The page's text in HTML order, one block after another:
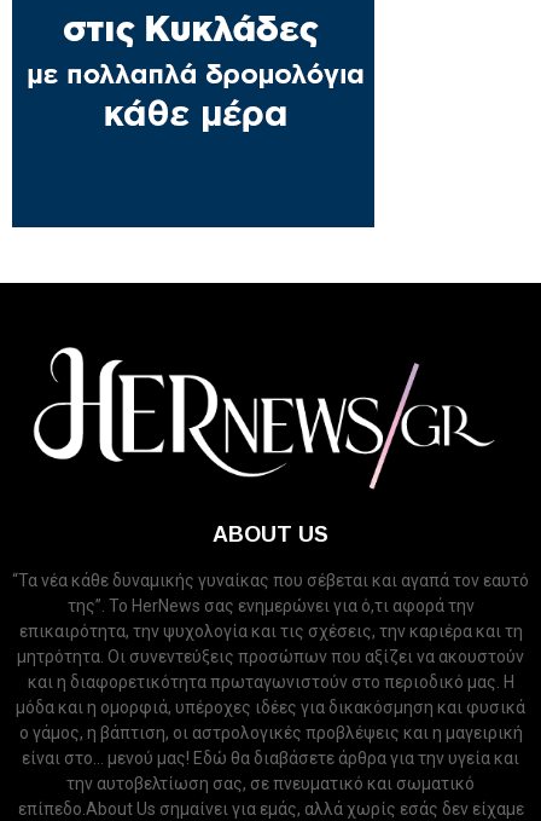
ABOUT US
“Τα νέα κάθε δυναμικής γυναίκας που σέβεται και αγαπά τον εαυτό
της”. Το HerNews σας ενημερώνει για ό,τι αφορά την
επικαιρότητα, την ψυχολογία και τις σχέσεις, την καριέρα και τη
μητρότητα. Οι συνεντεύξεις προσώπων που αξίζει να ακουστούν
και η διαφορετικότητα πρωταγωνιστούν στο περιοδικό μας. Η
μόδα και η ομορφιά, υπέροχες ιδέες για δικακόσμηση και φυσικά
ο γάμος, η βάπτιση, οι αστρολογικές προβλέψεις και η μαγειρική
είναι στο... μενού μας! Εδώ θα διαβάσετε άρθρα για την υγεία και
την αυτοβελτίωση σας, σε πνευματικό και σωματικό
επίπεδο.About Us σημαίνει για εμάς, αλλά χωρίς εσάς δεν είχαμε